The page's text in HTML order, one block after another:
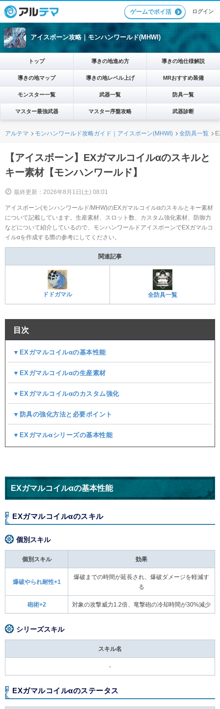
ゲームでポイ活 ログイン
アイスボーン攻略｜モンハンワールド(MHWI)
トップ 導きの地進め方 導きの地仕様解説
導きの地マップ 導きの地レベル上げ MRおすすめ装備
モンスター一覧 武器一覧 防具一覧
マスター最強武器 マスター序盤攻略 武器診断
アルテマ モンハンワールド攻略ガイド｜アイスボーン(MHWI) 全防具一覧
【アイスボーン】EXガマルコイルαのスキルと
キー素材【モンハンワールド】
最終更新：2026年8月1日(土) 08:01
アイスボーン(モンハンワールド/MHW)のEXガマルコイルαのスキルとキー素材
について記載しています。生産素材、スロット数、カスタム強化素材、防御力
などについて紹介しているので、モンハンワールドアイスボーンでEXガマルコ
イルαを作成する際の参考にしてください。
関連記事
ドドガマル 全防具一覧
目次
▼EXガマルコイルαの基本性能
▼EXガマルコイルαの生産素材
▼EXガマルコイルαのカスタム強化
▼防具の強化方法と必要ポイント
▼EXガマルαシリーズの基本性能
EXガマルコイルαの基本性能
EXガマルコイルαのスキル
個別スキル
個別スキル 効果
爆破やられ耐性+1
爆破までの時間が延長され、爆破ダメージを軽減す
る
砲術+2 対象の攻撃威力1.2倍、竜撃砲の冷却時間が30%減少
シリーズスキル
スキル名
-
EXガマルコイルαのステータス